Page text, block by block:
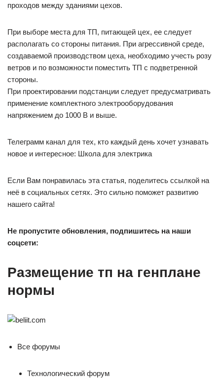
проходов между зданиями цехов.
При выборе места для ТП, питающей цех, ее следует
располагать со стороны питания. При агрессивной среде,
создаваемой производством цеха, необходимо учесть розу
ветров и по возможности поместить ТП с подветренной
стороны.
При проектировании подстанции следует предусматривать
применение комплектного электрооборудования
напряжением до 1000 В и выше.
Телеграмм канал для тех, кто каждый день хочет узнавать
новое и интересное: Школа для электрика
Если Вам понравилась эта статья, поделитесь ссылкой на
неё в социальных сетях. Это сильно поможет развитию
нашего сайта!
Не пропустите обновления, подпишитесь на наши
соцсети:
Размещение тп на генплане
нормы
Все форумы
Технологический форум